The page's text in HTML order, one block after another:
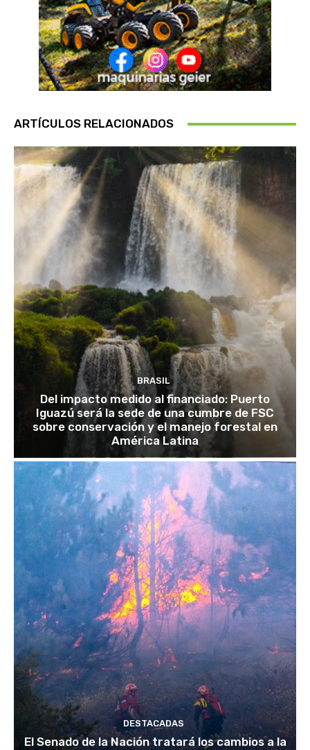
ARTÍCULOS RELACIONADOS
BRASIL
Del impacto medido al financiado: Puerto
Iguazú será la sede de una cumbre de FSC
sobre conservación y el manejo forestal en
América Latina
DESTACADAS
El Senado de la Nación tratará los cambios a la